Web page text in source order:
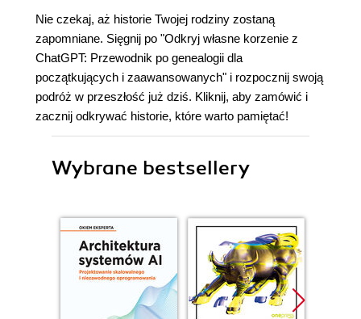
Nie czekaj, aż historie Twojej rodziny zostaną
zapomniane. Sięgnij po "Odkryj własne korzenie z
ChatGPT: Przewodnik po genealogii dla
początkujących i zaawansowanych" i rozpocznij swoją
podróż w przeszłość już dziś. Kliknij, aby zamówić i
zacznij odkrywać historie, które warto pamiętać!
Wybrane bestsellery